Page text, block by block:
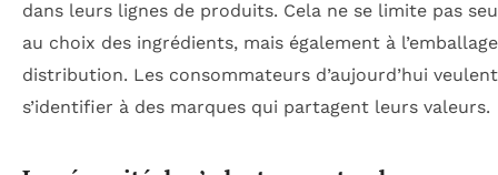
dans leurs lignes de produits. Cela ne se limite pas
au choix des ingrédients, mais également à
distribution. Les consommateurs d’aujourd’hui veulent
s’identifier à des marques qui partagent leurs valeurs.